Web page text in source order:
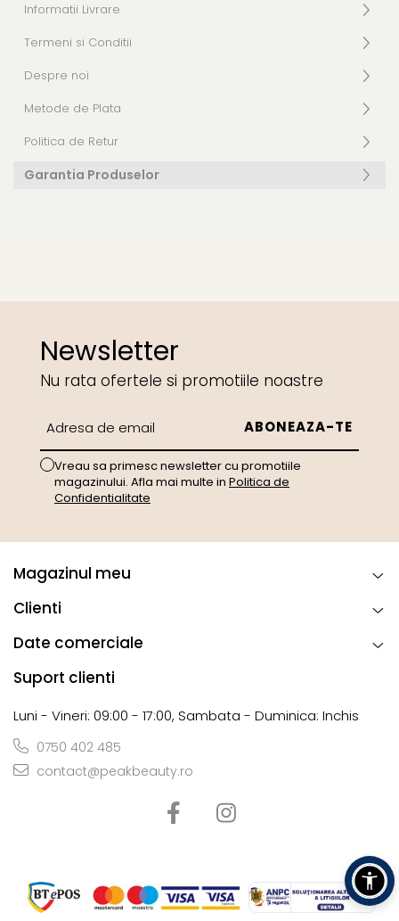
Informatii Livrare
Termeni si Conditii
Despre noi
Metode de Plata
Politica de Retur
Garantia Produselor
Newsletter
Nu rata ofertele si promotiile noastre
Vreau sa primesc newsletter cu promotiile
magazinului. Afla mai multe in Politica de
Confidentialitate
Magazinul meu
Clienti
Date comerciale
Suport clienti
Luni - Vineri: 09:00 - 17:00, Sambata - Duminica: Inchis
0750 402 485
contact@peakbeauty.ro